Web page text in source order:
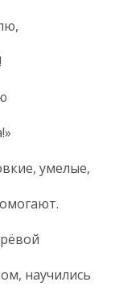
умелые,
научились